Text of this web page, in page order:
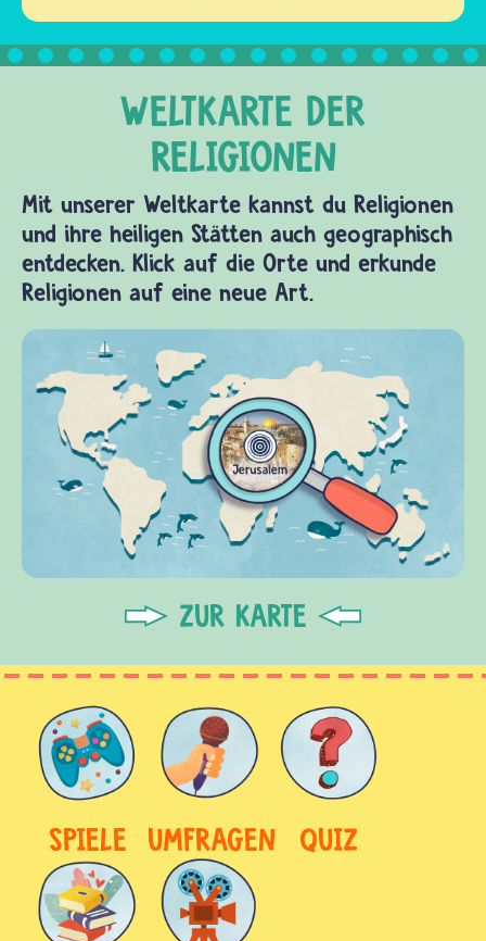
Mit unserer Weltkarte kannst du Religionen
und ihre heiligen Stätten auch geographisch
entdecken. Klick auf die Orte und erkunde
Religionen auf eine neue Art.
ZUR KARTE
SPIELE UMFRAGEN QUIZ